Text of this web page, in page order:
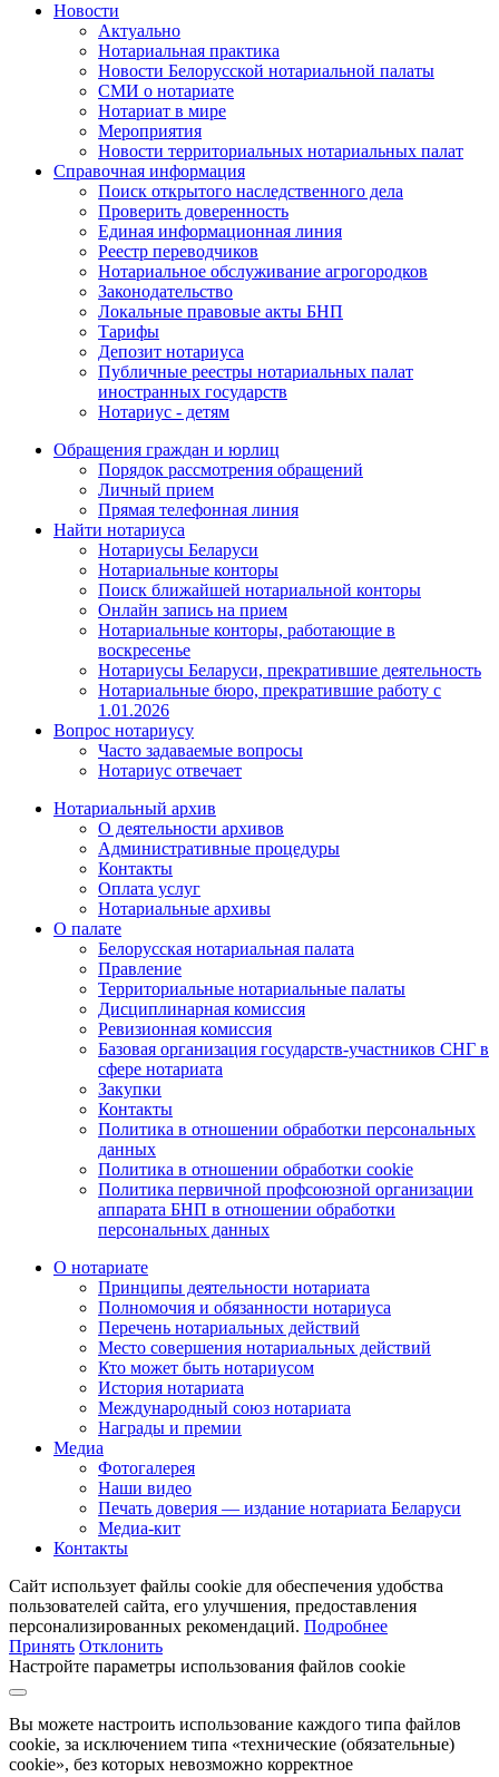
Новости
Актуально
Нотариальная практика
Новости Белорусской нотариальной палаты
СМИ о нотариате
Нотариат в мире
Мероприятия
Новости территориальных нотариальных палат
Справочная информация
Поиск открытого наследственного дела
Проверить доверенность
Единая информационная линия
Реестр переводчиков
Нотариальное обслуживание агрогородков
Законодательство
Локальные правовые акты БНП
Тарифы
Депозит нотариуса
Публичные реестры нотариальных палат
иностранных государств
Нотариус - детям
Обращения граждан и юрлиц
Порядок рассмотрения обращений
Личный прием
Прямая телефонная линия
Найти нотариуса
Нотариусы Беларуси
Нотариальные конторы
Поиск ближайшей нотариальной конторы
Онлайн запись на прием
Нотариальные конторы, работающие в
воскресенье
Нотариусы Беларуси, прекратившие деятельность
Нотариальные бюро, прекратившие работу с
1.01.2026
Вопрос нотариусу
Часто задаваемые вопросы
Нотариус отвечает
Нотариальный архив
О деятельности архивов
Административные процедуры
Контакты
Оплата услуг
Нотариальные архивы
О палате
Белорусская нотариальная палата
Правление
Территориальные нотариальные палаты
Дисциплинарная комиссия
Ревизионная комиссия
Базовая организация государств-участников СНГ в
сфере нотариата
Закупки
Контакты
Политика в отношении обработки персональных
данных
Политика в отношении обработки cookie
Политика первичной профсоюзной организации
аппарата БНП в отношении обработки
персональных данных
О нотариате
Принципы деятельности нотариата
Полномочия и обязанности нотариуса
Перечень нотариальных действий
Место совершения нотариальных действий
Кто может быть нотариусом
История нотариата
Международный союз нотариата
Награды и премии
Медиа
Фотогалерея
Наши видео
Печать доверия — издание нотариата Беларуси
Медиа-кит
Контакты
Сайт использует файлы cookie для обеспечения удобства
пользователей сайта, его улучшения, предоставления
персонализированных рекомендаций. Подробнее
Принять Отклонить
Настройте параметры использования файлов cookie
Вы можете настроить использование каждого типа файлов
cookie, за исключением типа «технические (обязательные)
cookie», без которых невозможно корректное